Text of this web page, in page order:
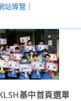
站導覽｜
基中首頁選單